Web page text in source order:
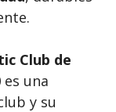
Club de
es una
y su